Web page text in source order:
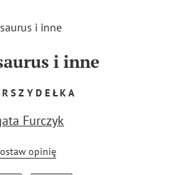
i inne
S Z Y D E Ł K A
Furczyk
opinię